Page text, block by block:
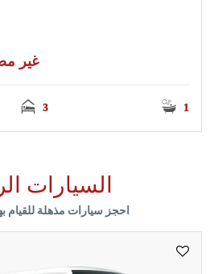
غير
3 1
السيارات
احجز سيارات مذهلة للقيام